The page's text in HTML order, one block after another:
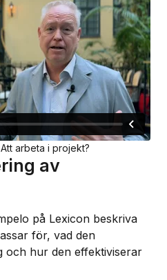
arbeta i projekt?
av
på Lexicon beskriva
för, vad den
och hur den effektiviserar